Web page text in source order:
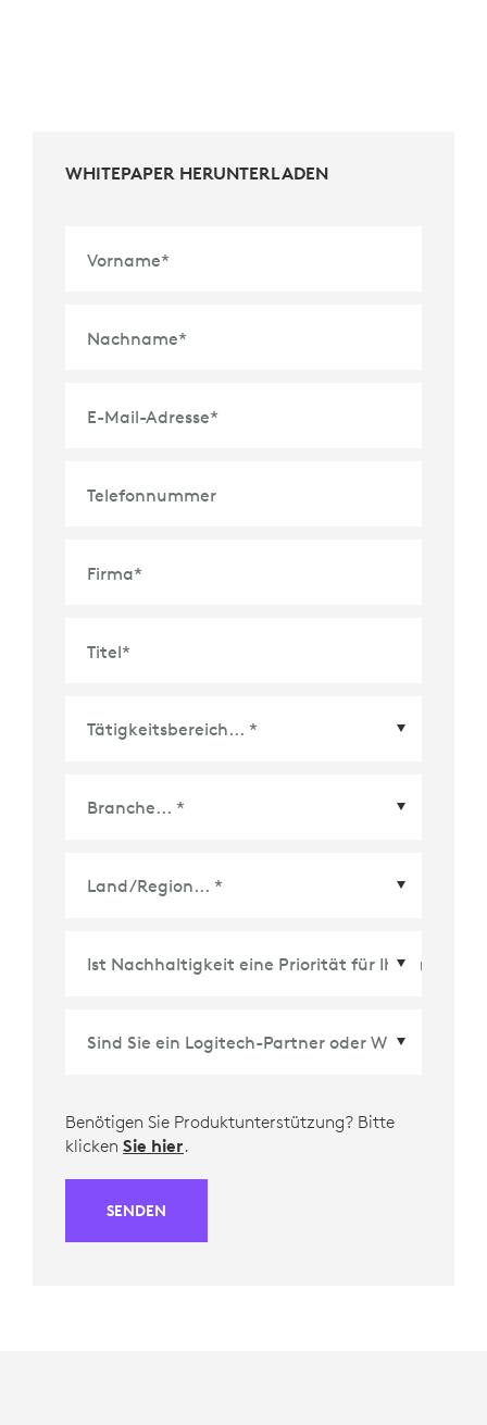
WHITEPAPER HERUNTERLADEN
Vorname*
Nachname*
E-Mail-Adresse*
Telefonnummer
Firma*
Titel*
Benötigen Sie Produktunterstützung? Bitte
klicken Sie hier.
SENDEN